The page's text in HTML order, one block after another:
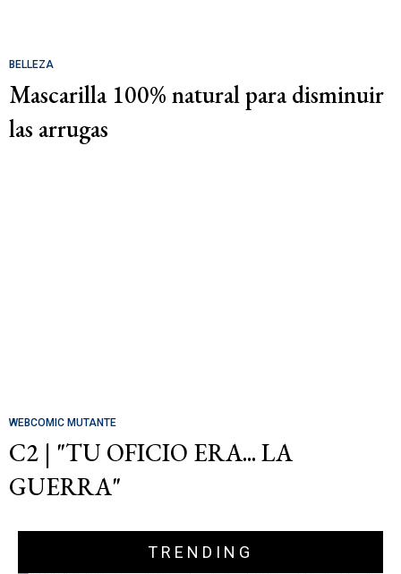
BELLEZA
Mascarilla 100% natural para disminuir
las arrugas
WEBCOMIC MUTANTE
C2 | "TU OFICIO ERA... LA
GUERRA"
TRENDING